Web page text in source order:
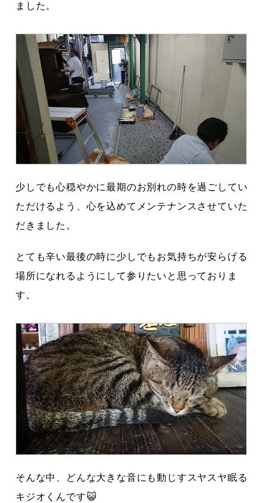
ました。
少しでも心穏やかに最期のお別れの時を過ごしてい
ただけるよう、心を込めてメンテナンスさせていた
だきました。
とても辛い最後の時に少しでもお気持ちが安らげる
場所になれるようにして参りたいと思っておりま
す。
そんな中、どんな大きな音にも動じすスヤスヤ眠る
キジオくんです😺